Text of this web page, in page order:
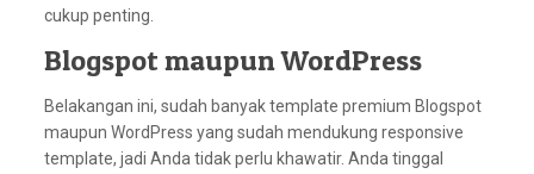
cukup penting.
Blogspot maupun WordPress
Belakangan ini, sudah banyak template premium Blogspot
maupun WordPress yang sudah mendukung responsive
template, jadi Anda tidak perlu khawatir. Anda tinggal